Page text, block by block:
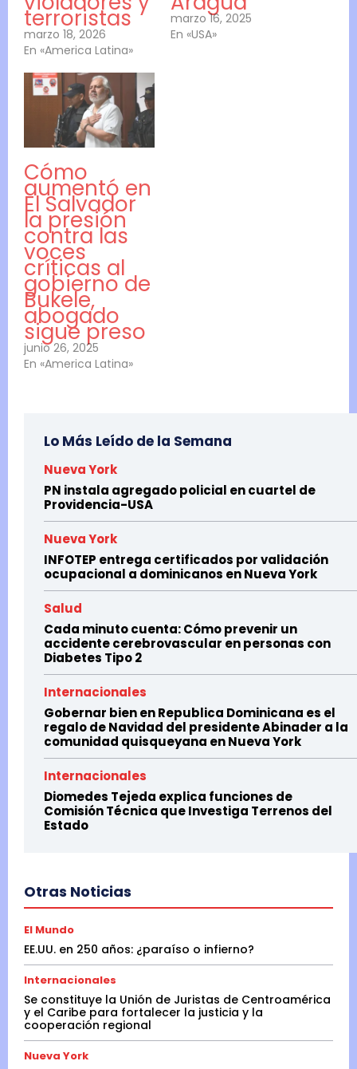
terroristas
marzo 18, 2026
En «America Latina»
marzo 16, 2025
En «USA»
Cómo
aumentó en
El Salvador
la presión
contra las
voces
críticas al
gobierno de
Bukele,
abogado
sigue preso
junio 26, 2025
En «America Latina»
Lo Más Leído de la Semana
Nueva York
PN instala agregado policial en cuartel de
Providencia-USA
Nueva York
INFOTEP entrega certificados por validación
ocupacional a dominicanos en Nueva York
Salud
Cada minuto cuenta: Cómo prevenir un
accidente cerebrovascular en personas con
Diabetes Tipo 2
Internacionales
Gobernar bien en Republica Dominicana es el
regalo de Navidad del presidente Abinader a la
comunidad quisqueyana en Nueva York
Internacionales
Diomedes Tejeda explica funciones de
Comisión Técnica que Investiga Terrenos del
Estado
Otras Noticias
El Mundo
EE.UU. en 250 años: ¿paraíso o infierno?
Internacionales
Se constituye la Unión de Juristas de Centroamérica
y el Caribe para fortalecer la justicia y la
cooperación regional
Nueva York